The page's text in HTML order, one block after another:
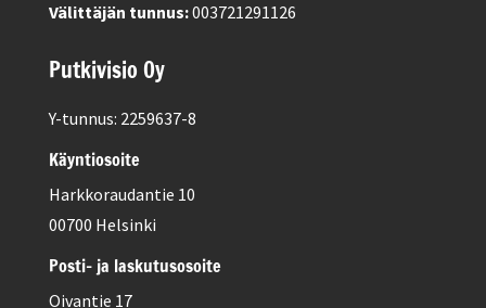
Välittäjän tunnus:003721291126
Putkivisio Oy
Y-tunnus: 2259637-8
Käyntiosoite
Harkkoraudantie 10
00700 Helsinki
Posti- ja laskutusosoite
Oivantie 17